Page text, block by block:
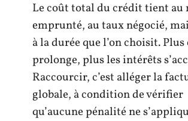
Le coût total du crédit tient au
emprunté, au taux négocié,
à la durée que l’on choisit. Plus
prolonge, plus les intérêts
Raccourcir, c’est alléger la
globale, à condition de vérifier
qu’aucune pénalité ne